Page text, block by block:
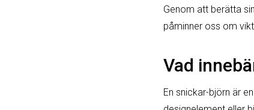
Genom att berätta
påminner oss om
Vad
En snickar-björn är